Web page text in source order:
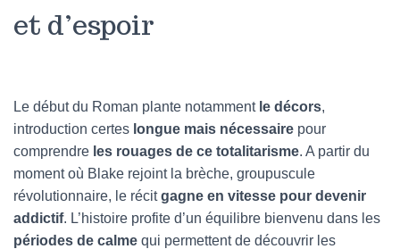
et d’espoir
Le début du Roman plante notamment le décors,
introduction certes longue mais nécessaire pour
comprendre les rouages de ce totalitarisme. A partir du
moment où Blake rejoint la brèche, groupuscule
révolutionnaire, le récitgagne en vitesse pour devenir
addictif. L’histoire profite d’un équilibre bienvenu dans les
périodes de calme qui permettent de découvrir les